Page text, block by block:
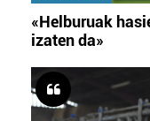
«Helburuak
izaten da»